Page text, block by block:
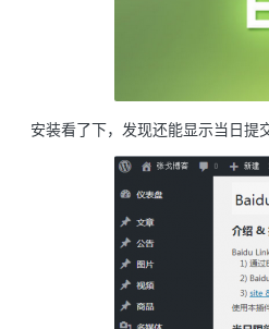
安装看了下，发现还能显示当日提交